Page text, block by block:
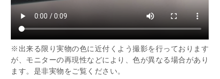
※出来る限り実物の色に近付くよう撮影を行っております
が、モニターの再現性などにより、色が異なる場合があり
ます。是非実物をご覧ください。